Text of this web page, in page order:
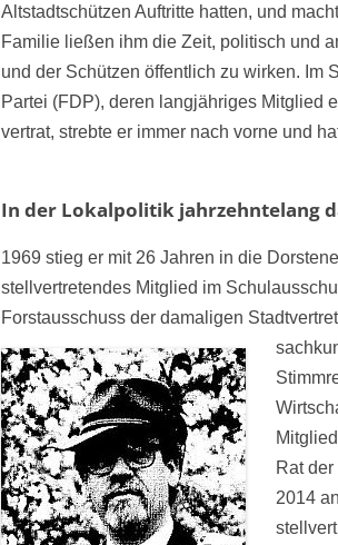
Altstadtschützen Auftritte hatten, und
Familie ließen ihm die Zeit, politisch und
und der Schützen öffentlich zu wirken. Im
Partei (FDP), deren langjähriges Mitglied
vertrat, strebte er immer nach vorne und
In der Lokalpolitik jahrzehntelang
1969 stieg er mit 26 Jahren in die
stellvertretendes Mitglied im
Forstausschuss der damaligen
Rat
2014